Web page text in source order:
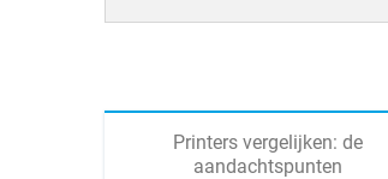
Printers vergelijken: de
aandachtspunten